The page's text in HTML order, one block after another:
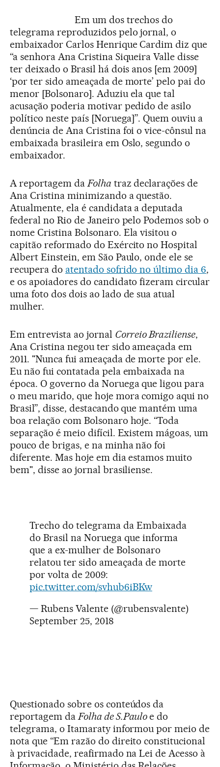
Em um dos trechos do
telegrama reproduzidos pelo jornal, o
embaixador Carlos Henrique Cardim diz que
“a senhora Ana Cristina Siqueira Valle disse
ter deixado o Brasil há dois anos [em 2009]
‘por ter sido ameaçada de morte’ pelo pai do
menor [Bolsonaro]. Aduziu ela que tal
acusação poderia motivar pedido de asilo
político neste país [Noruega]”. Quem ouviu a
denúncia de Ana Cristina foi o vice-cônsul na
embaixada brasileira em Oslo, segundo o
embaixador.
A reportagem daFolha traz declarações de
Ana Cristina minimizando a questão.
Atualmente, ela é candidata a deputada
federal no Rio de Janeiro pelo Podemos sob o
nome Cristina Bolsonaro. Ela visitou o
capitão reformado do Exército no Hospital
Albert Einstein, em São Paulo, onde ele se
recupera do atentado sofrido no último dia 6,
e os apoiadores do candidato fizeram circular
uma foto dos dois ao lado de sua atual
mulher.
Em entrevista ao jornal Correio Braziliense,
Ana Cristina negou ter sido ameaçada em
2011. "Nunca fui ameaçada de morte por ele.
Eu não fui contatada pela embaixada na
época. O governo da Noruega que ligou para
o meu marido, que hoje mora comigo aqui no
Brasil”, disse, destacando que mantém uma
boa relação com Bolsonaro hoje. “Toda
separação é meio difícil. Existem mágoas, um
pouco de brigas, e na minha não foi
diferente. Mas hoje em dia estamos muito
bem", disse ao jornal brasiliense.
Trecho do telegrama da Embaixada
do Brasil na Noruega que informa
que a ex-mulher de Bolsonaro
relatou ter sido ameaçada de morte
por volta de 2009:
pic.twitter.com/svhub6iBKw
— Rubens Valente (@rubensvalente)
September 25, 2018
Questionado sobre os conteúdos da
reportagem daFolha de S.Pauloe do
telegrama, o Itamaraty informou por meio de
nota que “Em razão do direito constitucional
à privacidade, reafirmado na Lei de Acesso à